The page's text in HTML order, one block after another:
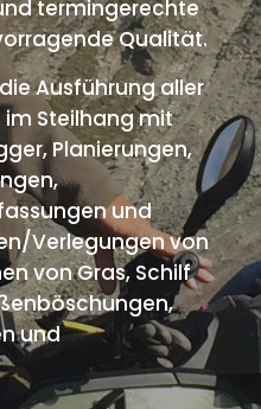
termingerechte
Qualität.
Ausführung aller
Steilhang mit
Planierungen,
und
Verlegungen von
von Gras, Schilf
und